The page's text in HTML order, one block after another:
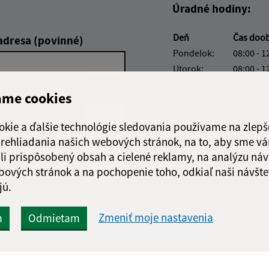
cookies
a ďalšie technológie sledovania používame na
našich webových stránok, na to, aby sme
prispôsobený obsah a cielené reklamy, na analýzu
stránok a na pochopenie toho, odkiaľ naši
Odmietam Zmeniť moje nastavenia
(povinné)
Google reCaptcha Response
Odoslať
správu
Úradné hodiny:
Deň Čas
Pondelok:
08:00 -
Utorok:
08:00 -
Obedňajšia